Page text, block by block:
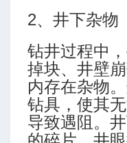
2、井下杂物
钻井过程中
掉块、井壁
内存在杂物
钻具，使其
导致遇阻。